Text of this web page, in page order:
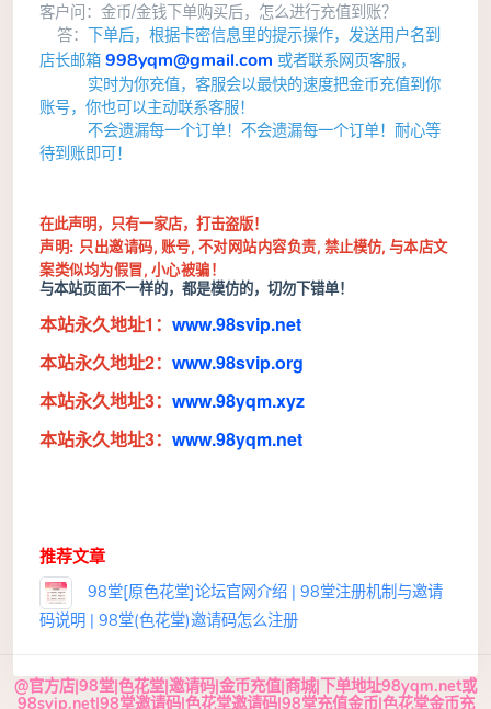
客户问：金币/金钱下单购买后，怎么进行充值到账？
答： 下单后，根据卡密信息里的提示操作，发送用户名到
店长邮箱 998yqm@gmail.com 或者联系网页客服，
实时为你充值，客服会以最快的速度把金币充值到你
账号，你也可以主动联系客服！
不会遗漏每一个订单！ 不会遗漏每一个订单！ 耐心等
待到账即可！
在此声明， 只有一家店，打击盗版！
声明: 只出邀请码, 账号, 不对网站内容负责, 禁止模仿, 与本店文
案类似均为假冒, 小心被骗！
与本站页面不一样的，都是模仿的，切勿下错单！
本站永久地址1： www.98svip.net
本站永久地址2： www.98svip.org
本站永久地址3： www.98yqm.xyz
本站永久地址3： www.98yqm.net
推荐文章
98堂[原色花堂]论坛官网介绍 | 98堂注册机制与邀请
码说明 | 98堂(色花堂)邀请码怎么注册
@官方店|98堂|色花堂|邀请码|金币充值|商城|下单地址98yqm.net或
98svip.net|98堂邀请码|色花堂邀请码|98堂充值金币|色花堂金币充